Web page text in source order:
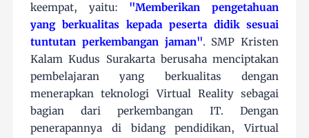
keempat, yaitu: "Memberikan pengetahuan
yang berkualitas kepada peserta didik sesuai
tuntutan perkembangan jaman". SMP Kristen
Kalam Kudus Surakarta berusaha menciptakan
pembelajaran yang berkualitas dengan
menerapkan teknologi Virtual Reality sebagai
bagian dari perkembangan IT. Dengan
penerapannya di bidang pendidikan, Virtual